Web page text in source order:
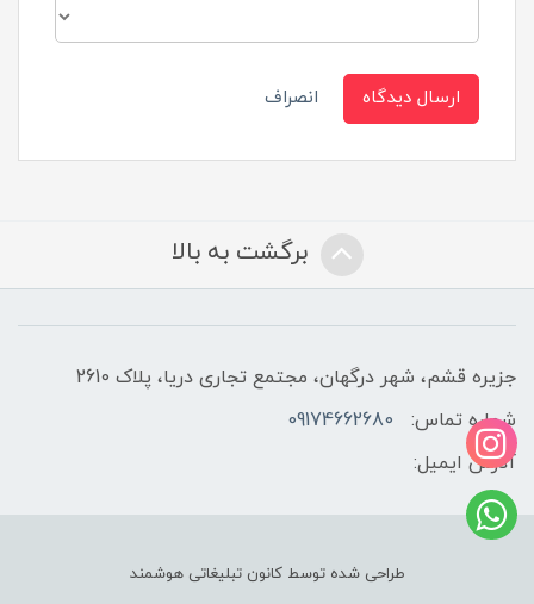
ارسال دیدگاه انصراف
برگشت به بالا
جزیره قشم، شهر درگهان، مجتمع تجاری دریا، پلاک 2610
شماره تماس:
09174662680
آدرس ایمیل:
طراحی شده توسط کانون تبلیغاتی هوشمند